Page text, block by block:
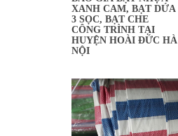
XANH CAM, BẠT DỨA
3 SỌC, BẠT CHE
CÔNG TRÌNH TẠI
HUYỆN HOÀI ĐỨC HÀ
NỘI